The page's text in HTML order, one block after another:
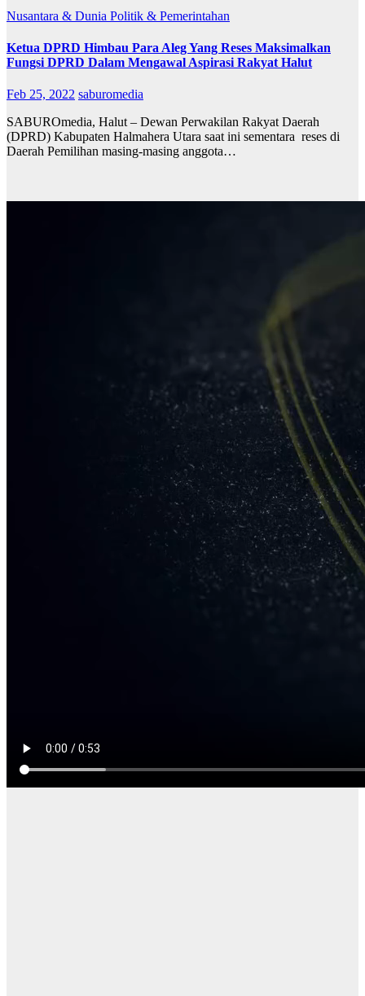
Nusantara & Dunia Politik & Pemerintahan
Ketua DPRD Himbau Para Aleg Yang Reses Maksimalkan
Fungsi DPRD Dalam Mengawal Aspirasi Rakyat Halut
Feb 25, 2022 saburomedia
SABUROmedia, Halut – Dewan Perwakilan Rakyat Daerah
(DPRD) Kabupaten Halmahera Utara saat ini sementara reses di
Daerah Pemilihan masing-masing anggota…